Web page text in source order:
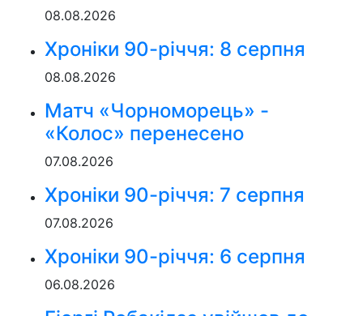
08.08.2026
Хроніки 90-річчя: 8 серпня
08.08.2026
Матч «Чорноморець» -
«Колос» перенесено
07.08.2026
Хроніки 90-річчя: 7 серпня
07.08.2026
Хроніки 90-річчя: 6 серпня
06.08.2026